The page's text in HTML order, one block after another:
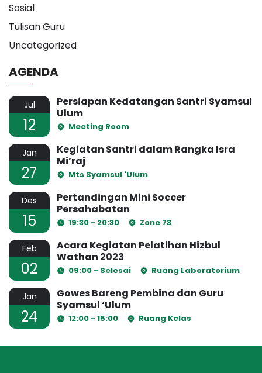
Sosial
Tulisan Guru
Uncategorized
AGENDA
Jul
12
Persiapan Kedatangan Santri Syamsul
Ulum
Meeting Room
Jan
27
Kegiatan Santri dalam Rangka Isra
Mi’raj
Mts Syamsul 'Ulum
Des
15
Pertandingan Mini Soccer
Persahabatan
19:30 - 20:30 Zone 73
Feb
02
Acara Kegiatan Pelatihan Hizbul
Wathan 2023
09:00 - Selesai Ruang Laboratorium
Jan
24
Gowes Bareng Pembina dan Guru
Syamsul ‘Ulum
12:00 - 15:00 Ruang Kelas